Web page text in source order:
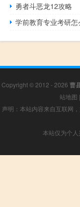
勇者斗恶龙12攻略
学前教育专业考研怎
Copyright © 2012 - 2026 曹
站地图 |
声明：本站内容来自互联网
本站仅为个